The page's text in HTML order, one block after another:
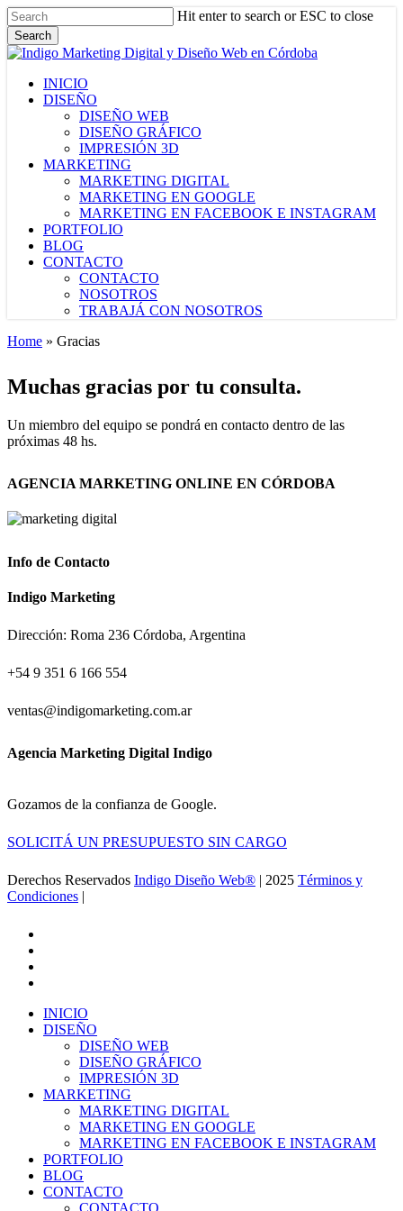
Skip
to
main
content
Hit enter to search or ESC to close
Search
Close
Menu
INICIO
DISEÑO
DISEÑO WEB
DISEÑO GRÁFICO
IMPRESIÓN 3D
MARKETING
MARKETING DIGITAL
MARKETING EN GOOGLE
MARKETING EN FACEBOOK E INSTAGRAM
PORTFOLIO
BLOG
CONTACTO
CONTACTO
NOSOTROS
TRABAJÁ CON NOSOTROS
Home » Gracias
Muchas gracias por tu consulta.
Un miembro del equipo se pondrá en contacto dentro de las
próximas 48 hs.
AGENCIA MARKETING ONLINE EN CÓRDOBA
Info de Contacto
Indigo Marketing
Dirección: Roma 236 Córdoba, Argentina
+54 9 351 6 166 554
ventas@indigomarketing.com.ar
Agencia Marketing Digital Indigo
Gozamos de la confianza de Google.
SOLICITÁ UN PRESUPUESTO SIN CARGO
Derechos Reservados Indigo Diseño Web® | 2025 Términos y
Condiciones |
Close
Menu
INICIO
DISEÑO
DISEÑO WEB
DISEÑO GRÁFICO
IMPRESIÓN 3D
MARKETING
MARKETING DIGITAL
MARKETING EN GOOGLE
MARKETING EN FACEBOOK E INSTAGRAM
PORTFOLIO
BLOG
CONTACTO